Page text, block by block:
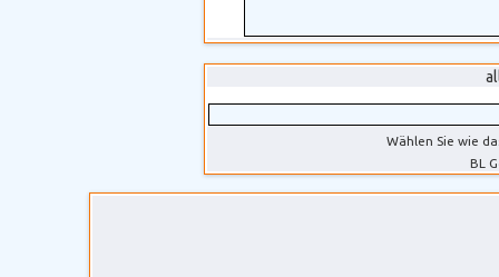
Wählen Sie wie
BL